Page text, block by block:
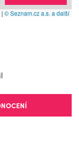
| © Seznam.cz a.s. a další